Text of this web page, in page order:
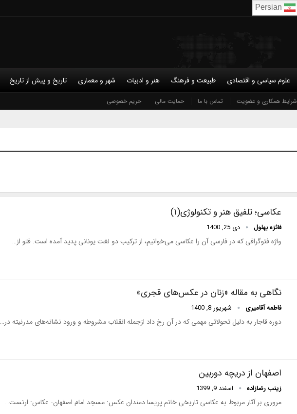
شرایط همکاری و عضویت تماس با ما حمایت مالی حریم خصوصی
علوم سیاسی و اقتصادی طبیعت و فرهنگ هنر و ادبیات شهر و معماری تاریخ و پیش از تاریخ
عکاسی؛ تلفیق هنر و تکنولوژی(۱)
فائزه بهلول دی 25, 1400
واژه فتوگرافی که در فارسی آن را عکاسی می‌خوانیم، از ترکیب دو لغت یونانی پدید آمده است. فتو از…
نگاهی به مقاله «زنان در عکس‌های قجری»
فاطمه آقامیری شهریور 8, 1400
دوره قاجار به دلیل تحولاتی مهمی که در آن رخ داد ازجمله انقلاب مشروطه و ورود نشانه‌های مدرنیته در…
اصفهان از دریچه دوربین
زینب رضازاده اسفند 9, 1399
مروری بر آثار مربوط به عکاسی تاریخی خانم پریسا دمندان عکس: مسجد امام اصفهان- عکاس: ارنست…